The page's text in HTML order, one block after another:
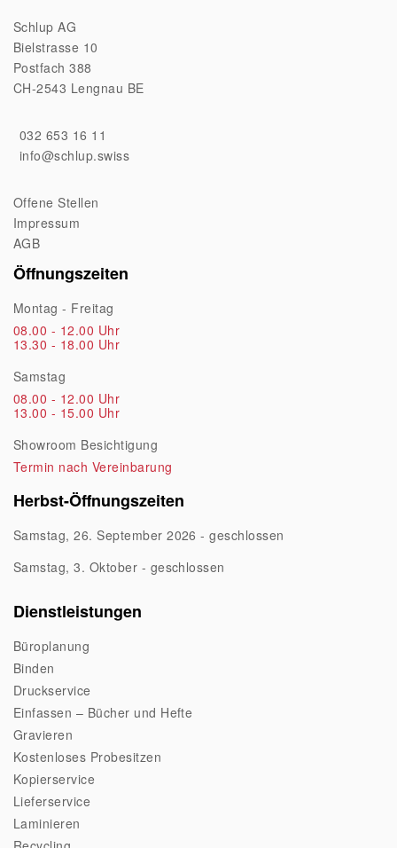
Schlup AG
Bielstrasse 10
Postfach 388
CH-2543 Lengnau BE
032 653 16 11
info@schlup.swiss
Offene Stellen
Impressum
AGB
Öffnungszeiten
Montag - Freitag
08.00 - 12.00 Uhr
13.30 - 18.00 Uhr
Samstag
08.00 - 12.00 Uhr
13.00 - 15.00 Uhr
Showroom Besichtigung
Termin nach Vereinbarung
Herbst-Öffnungszeiten
Samstag, 26. September 2026 - geschlossen
Samstag, 3. Oktober - geschlossen
Dienstleistungen
Büroplanung
Binden
Druckservice
Einfassen – Bücher und Hefte
Gravieren
Kostenloses Probesitzen
Kopierservice
Lieferservice
Laminieren